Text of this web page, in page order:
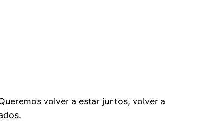
volver a estar juntos, volver a